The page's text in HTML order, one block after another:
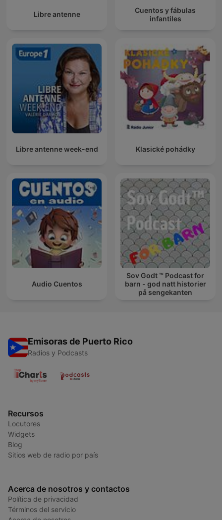
Libre antenne
Cuentos y fábulas
infantiles
Libre antenne week-end Klasické pohádky
Audio Cuentos
Sov Godt ™ Podcast for
barn - god natt historier
på sengekanten
Emisoras de Puerto Rico
Radios y Podcasts
Recursos
Locutores
Widgets
Blog
Sitios web de radio por país
Acerca de nosotros y contactos
Política de privacidad
Términos del servicio